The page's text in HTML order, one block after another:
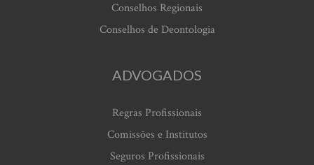
Conselhos Regionais
Conselhos de Deontologia
ADVOGADOS
Regras Profissionais
Comissões e Institutos
Seguros Profissionais